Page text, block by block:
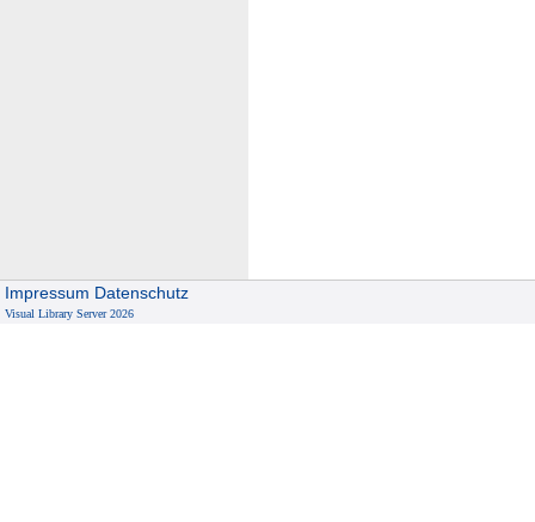
Impressum Datenschutz
Visual Library Server 2026